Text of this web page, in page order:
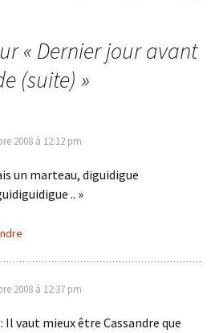
« Dernier jour avant
(suite) »
2008 à 12:12 pm
un marteau, diguidigue
.. »
2008 à 12:37 pm
Il vaut mieux être Cassandre que